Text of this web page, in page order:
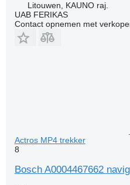
Litouwen, KAUNO raj.
UAB FERIKAS
Contact opnemen met
Actros MP4 trekker
8
Bosch A0004467662